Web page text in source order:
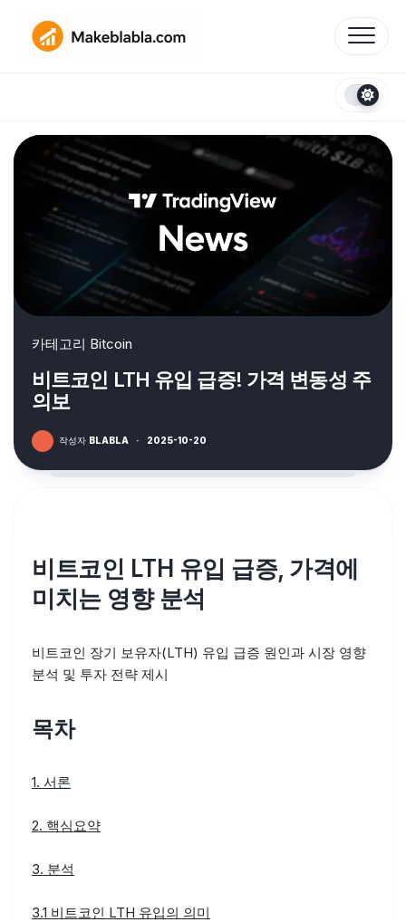
content
카테고리 Bitcoin
비트코인 LTH 유입 급증! 가격 변동성 주
의보
작성자 BLABLA · 2025-10-20
비트코인 LTH 유입 급증, 가격에
미치는 영향 분석
비트코인 장기 보유자(LTH) 유입 급증 원인과 시장 영향
분석 및 투자 전략 제시
목차
1. 서론
2. 핵심요약
3. 분석
3.1 비트코인 LTH 유입의 의미